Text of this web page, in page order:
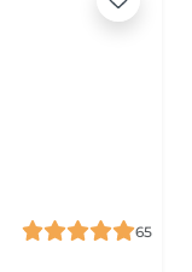
65